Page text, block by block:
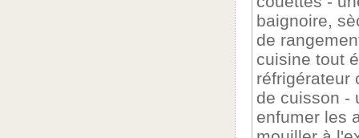
baignoire,
de
cuisine tout
réfrigérateur
de cuisson -
enfumer les